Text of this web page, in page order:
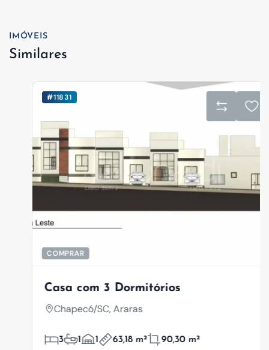
IMÓVEIS
Similares
#11831
COMPRAR
Casa com 3 Dormitórios
Chapecó/SC, Araras
3 1 1 63,18 m² 90,30 m²